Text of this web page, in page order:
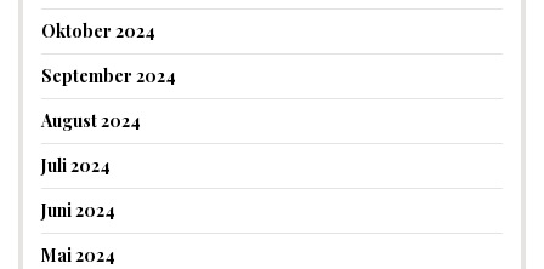
Oktober 2024
September 2024
August 2024
Juli 2024
Juni 2024
Mai 2024